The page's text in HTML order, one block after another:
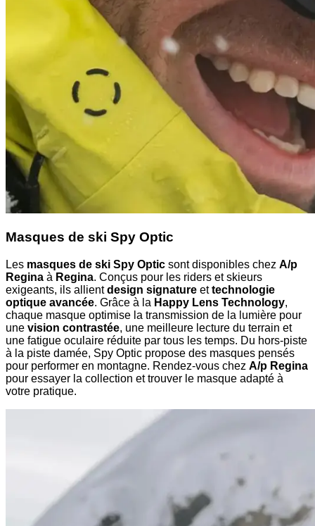
Masques de ski Spy Optic
Les masques de ski Spy Optic sont disponibles chez A/p
Regina à Regina. Conçus pour les riders et skieurs
exigeants, ils allientdesign signature ettechnologie
optique avancée. Grâce à la Happy Lens Technology,
chaque masque optimise la transmission de la lumière pour
une vision contrastée, une meilleure lecture du terrain et
une fatigue oculaire réduite par tous les temps. Du hors-piste
à la piste damée, Spy Optic propose des masques pensés
pour performer en montagne. Rendez-vous chez A/p Regina
pour essayer la collection et trouver le masque adapté à
votre pratique.